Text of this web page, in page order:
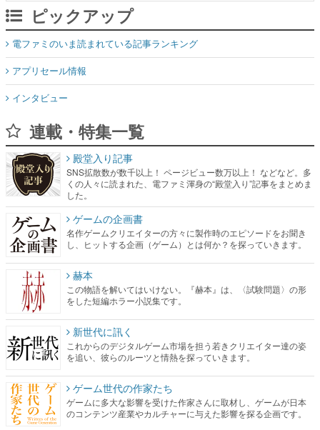
ピックアップ
電ファミのいま読まれている記事ランキング
アプリセール情報
インタビュー
連載・特集一覧
殿堂入り記事
SNS拡散数が数千以上！ ページビュー数万以上！ などなど。多
くの人々に読まれた、電ファミ渾身の“殿堂入り”記事をまとめま
した。
ゲームの企画書
名作ゲームクリエイターの方々に製作時のエピソードをお聞き
し、ヒットする企画（ゲーム）とは何か？を探っていきます。
赫本
この物語を解いてはいけない。『赫本』は、〈試験問題〉の形
をした短編ホラー小説集です。
新世代に訊く
これからのデジタルゲーム市場を担う若きクリエイター達の姿
を追い、彼らのルーツと情熱を探っていきます。
ゲーム世代の作家たち
ゲームに多大な影響を受けた作家さんに取材し、ゲームが日本
のコンテンツ産業やカルチャーに与えた影響を探る企画です。